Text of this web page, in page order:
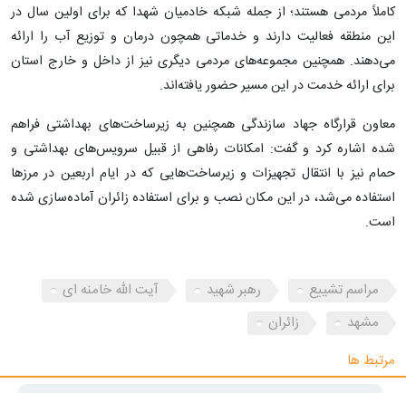
کاملاً مردمی هستند؛ از جمله شبکه خادمیان شهدا که برای اولین سال در
این منطقه فعالیت دارند و خدماتی همچون درمان و توزیع آب را ارائه
می‌دهند. همچنین مجموعه‌های مردمی دیگری نیز از داخل و خارج استان
برای ارائه خدمت در این مسیر حضور یافته‌اند.
معاون قرارگاه جهاد سازندگی همچنین به زیرساخت‌های بهداشتی فراهم
شده اشاره کرد و گفت: امکانات رفاهی از قبیل سرویس‌های بهداشتی و
حمام نیز با انتقال تجهیزات و زیرساخت‌هایی که در ایام اربعین در مرزها
استفاده می‌شد، در این مکان نصب و برای استفاده زائران آماده‌سازی شده
است.
مراسم تشییع رهبر شهید
آیت الله خامنه ای
مشهد
زائران
مرتبط ها